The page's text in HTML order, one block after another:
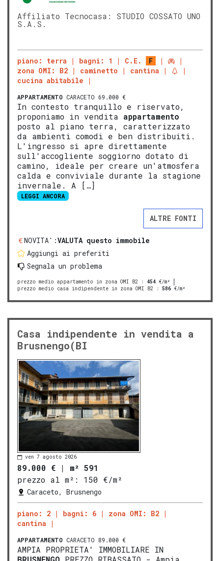
Affiliato Tecnocasa: STUDIO COSSATO UNO
S.A.S.
piano: terra bagni: 1 C.E.
F
zona OMI: B2
caminetto
cantina
cucina abitabile
APPARTAMENTO CARACETO 69.000 €
In contesto tranquillo e riservato,
proponiamo in vendita appartamento
posto al piano terra, caratterizzato
da ambienti comodi e ben distribuiti.
L'ingresso si apre direttamente
sull'accogliente soggiorno dotato di
camino, ideale per creare un'atmosfera
calda e conviviale durante la stagione
invernale. A […]
LEGGI ANCORA
ALTRE FONTI
NOVITA':VALUTA questo immobile
Aggiungi ai preferiti
Segnala un problema
prezzo medio appartamento in zona OMI B2 : 454 €/m²
prezzo medio casa indipendente in zona OMI B2 : 586 €/m²
Casa indipendente in vendita a
Brusnengo(BI
ven 7 agosto 2026
89.000 € | m² 591
prezzo al m²:
150 €/m²
Caraceto, Brusnengo
piano: 2 bagni: 6
zona OMI: B2
cantina
APPARTAMENTO CARACETO 89.000 €
AMPIA PROPRIETA' IMMOBILIARE IN